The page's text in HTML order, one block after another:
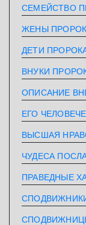
СЕМЕЙСТВО
ЖЕНЫ
ДЕТИ
ВНУКИ
ОПИСАНИЕ
ЕГО
ВЫСШАЯ
ЧУДЕСА
ПРАВЕДНЫЕ